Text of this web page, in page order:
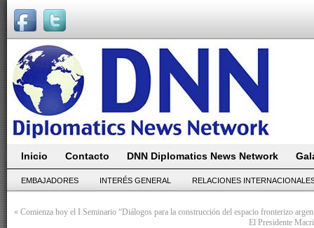
Inicio Contacto DNN Diplomatics News Network
EMBAJADORES INTERÉS GENERAL RELACIONES
« Comienza hoy el I Seminario “Diálogos para la construcción del espacio fronterizo
El Presidente